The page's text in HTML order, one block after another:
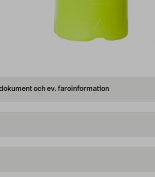
och ev. faroinformation